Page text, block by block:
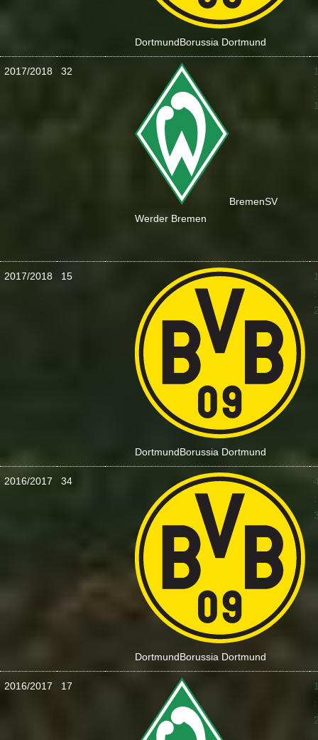
DortmundBorussia Dortmund
2017/2018 32
BremenSV
Werder Bremen
:
2017/2018 15
DortmundBorussia Dortmund
:
2016/2017 34
DortmundBorussia Dortmund
:
2016/2017 17
: